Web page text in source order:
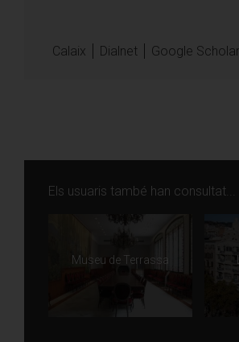
Calaix Dialnet Google Scholar
Els usuaris també han consultat...
Museu de Terrassa